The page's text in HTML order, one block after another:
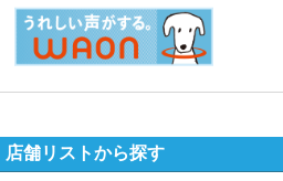
店舗リストから探す